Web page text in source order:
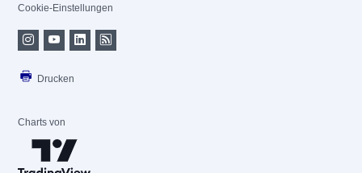
Cookie-Einstellungen
Drucken
Charts von